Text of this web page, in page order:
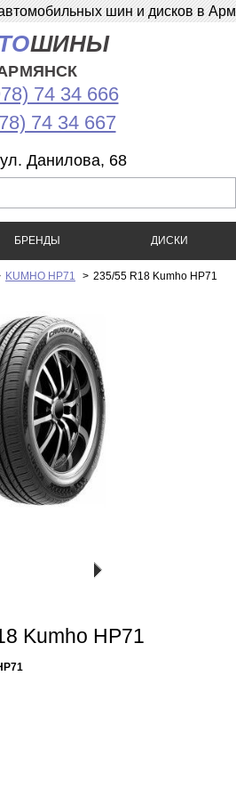
шин и дисков в
ШИНЫ
74 34 666
74 34 667
Данилова, 68
БРЕНДЫ ДИСКИ
KUMHO HP71 > 235/55 R18 Kumho HP71
Kumho HP71